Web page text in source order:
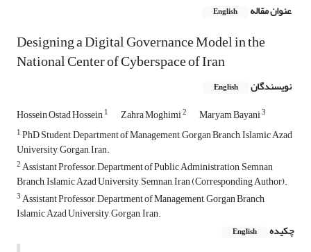
عنوان مقاله English
Designing a Digital Governance Model in the
National Center of Cyberspace of Iran
نویسندگان English
Hossein Ostad Hossein1 Zahra Moghimi2 Maryam Bayani3
1PhD Student, Department of Management, Gorgan Branch, Islamic Azad
University, Gorgan, Iran.
2Assistant Professor, Department of Public Administration, Semnan
Branch, Islamic Azad University, Semnan, Iran (Corresponding Author).
3Assistant Professor, Department of Management, Gorgan Branch,
Islamic Azad University, Gorgan, Iran.
چکیده
English